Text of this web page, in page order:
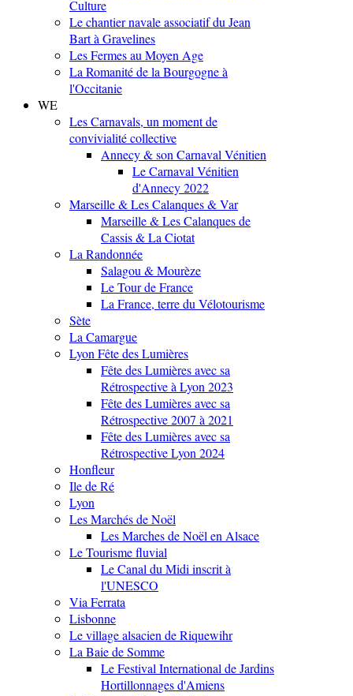
Culture
Le chantier navale associatif du Jean
Bart à Gravelines
Les Fermes au Moyen Age
La Romanité de la Bourgogne à
l'Occitanie
WE
Les Carnavals, un moment de
convivialité collective
Annecy & son Carnaval Vénitien
Le Carnaval Vénitien
d'Annecy 2022
Marseille & Les Calanques & Var
Marseille & Les Calanques de
Cassis & La Ciotat
La Randonnée
Salagou & Mourèze
Le Tour de France
La France, terre du Vélotourisme
Sète
La Camargue
Lyon Fête des Lumières
Fête des Lumières avec sa
Rétrospective à Lyon 2023
Fête des Lumières avec sa
Rétrospective 2007 à 2021
Fête des Lumières avec sa
Rétrospective Lyon 2024
Honfleur
Ile de Ré
Lyon
Les Marchés de Noël
Les Marches de Noël en Alsace
Le Tourisme fluvial
Le Canal du Midi inscrit à
l'UNESCO
Via Ferrata
Lisbonne
Le village alsacien de Riquewihr
La Baie de Somme
Le Festival International de Jardins
Hortillonnages d'Amiens